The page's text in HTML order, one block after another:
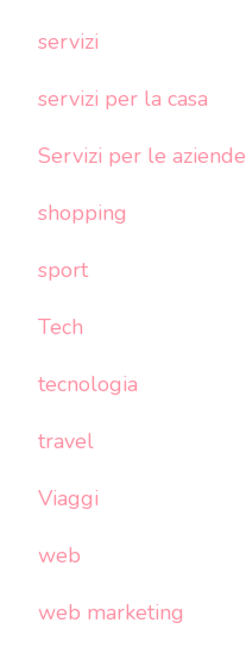
servizi
servizi per la casa
Servizi per le aziende
shopping
sport
Tech
tecnologia
travel
Viaggi
web
web marketing